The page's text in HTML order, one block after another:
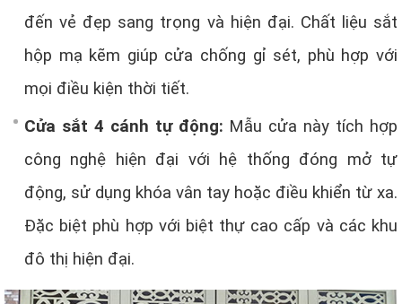
đến vẻ đẹp sang trọng và hiện đại. Chất liệu sắt
hộp mạ kẽm giúp cửa chống gỉ sét, phù hợp với
mọi điều kiện thời tiết.
Cửa sắt 4 cánh tự động: Mẫu cửa này tích hợp
công nghệ hiện đại với hệ thống đóng mở tự
động, sử dụng khóa vân tay hoặc điều khiển từ xa.
Đặc biệt phù hợp với biệt thự cao cấp và các khu
đô thị hiện đại.